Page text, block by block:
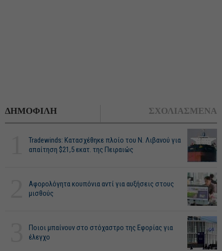
ΔΗΜΟΦΙΛΗ ΣΧΟΛΙΑΣΜΕΝΑ
Tradewinds: Κατασχέθηκε πλοίο του Ν. Λιβανού για
απαίτηση $21,5 εκατ. της Πειραιώς
Αφορολόγητα κουπόνια αντί για αυξήσεις στους
μισθούς
Ποιοι μπαίνουν στο στόχαστρο της Εφορίας για
έλεγχο